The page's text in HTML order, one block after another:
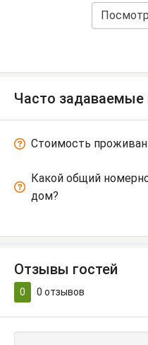
Часто задаваемые
Стоимость
Какой общий
дом?
Отзывы гостей
0 0 отзывов